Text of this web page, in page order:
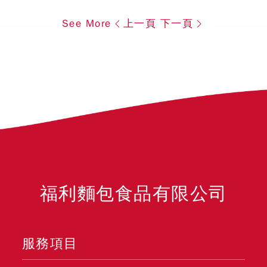
See More 上一頁 下一頁
福利麵包食品有限公司
服務項目